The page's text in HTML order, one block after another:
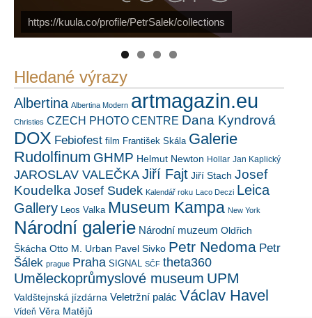
https://kuula.co/profile/PetrSalek/collections
Náš mediální partnerFotoVideo.cz
Hledané výrazy
Albertina Albertina Modern artmagazin.eu
Christies CZECH PHOTO CENTRE Dana Kyndrová
DOX Febiofest film František Skála Galerie
Rudolfinum GHMP Helmut Newton Hollar Jan Kaplický
JAROSLAV VALEČKA Jiří Fajt Jiří Stach Josef
Koudelka Josef Sudek Kalendář roku Laco Deczi Leica
Gallery Leos Valka Museum Kampa New York
Národní galerie Národní muzeum Oldřich
Škácha Otto M. Urban Pavel Sivko Petr Nedoma Petr
Šálek prague Praha SIGNAL SČF theta360
Uměleckoprůmyslové museum UPM
Valdštejnská jízdárna Veletržní palác Václav Havel
Vídeň Věra Matějů